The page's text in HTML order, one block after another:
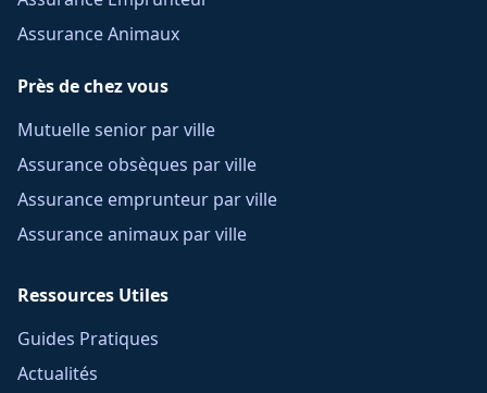
Assurance Animaux
Près de chez vous
Mutuelle senior par ville
Assurance obsèques par ville
Assurance emprunteur par ville
Assurance animaux par ville
Ressources Utiles
Guides Pratiques
Actualités